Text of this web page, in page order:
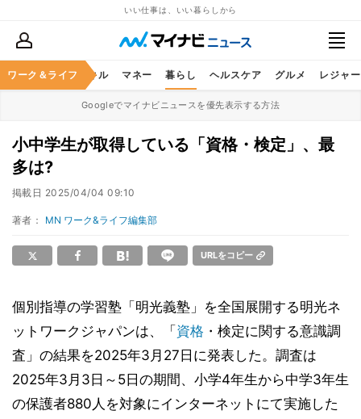
いい仕事は、いい暮らしから
ワーク＆ライフ
ア ビジネススキル マネー 暮らし ヘルスケア グルメ レジャー
Googleでマイナビニュースを優先表示する方法
小中学生が取得している「資格・検定」、最
多は?
掲載日 2025/04/04 09:10
著者： MN ワーク&ライフ編集部
URLをコピー
個別指導の学習塾「明光義塾」を全国展開する明光ネ
ットワークジャパンは、「 資格 ・検定に関する意識調
査」の結果を2025年3月27日に発表した。調査は
2025年3月3日～5日の期間、小学4年生から中学3年生
の保護者880人を対象にインターネットにて実施した